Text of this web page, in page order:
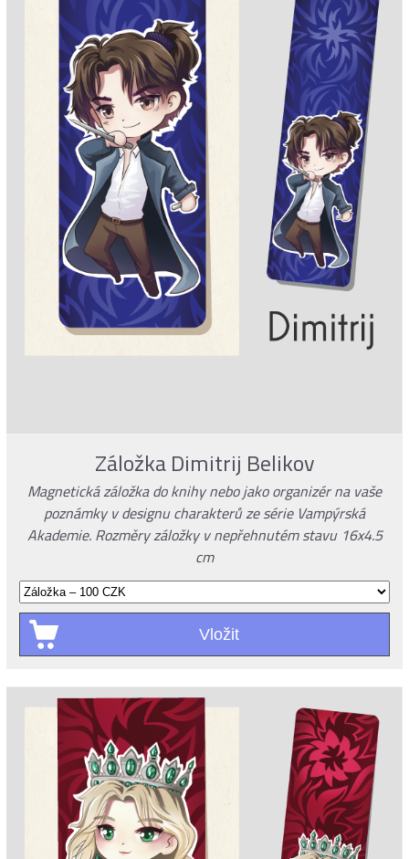
Záložka Dimitrij Belikov
Magnetická záložka do knihy nebo jako organizér na vaše
poznámky v designu charakterů ze série Vampýrská
Akademie. Rozměry záložky v nepřehnutém stavu 16x4.5
cm